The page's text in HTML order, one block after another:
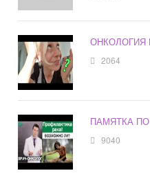
ОНКОЛОГИЯ
2064
ПАМЯТКА
9040